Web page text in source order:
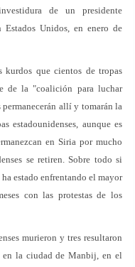
de un presidente
Unidos, en enero de
kurdos que cientos de tropas
de la "coalición para luchar
allí y tomarán la
estadounidenses, aunque es
en Siria por mucho
se retiren. Sobre todo si
estado enfrentando el mayor
con las protestas de los
murieron y tres resultaron
en la ciudad de Manbij, en el